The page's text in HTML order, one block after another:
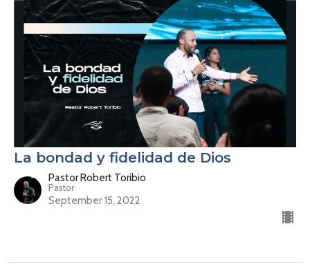
La bondad y fidelidad de Dios
Pastor Robert Toribio
Pastor
September 15, 2022